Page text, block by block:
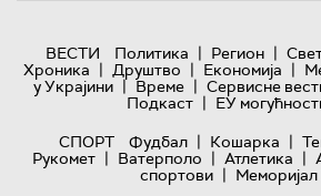
ВЕСТИ Политика | Регион |
Хроника | Друштво | Економија |
у Украјини | Време | Сервисне
Подкаст | ЕУ
СПОРТ
Фудбал | Кошарка |
Рукомет | Ватерполо | Атлетика |
спортови |